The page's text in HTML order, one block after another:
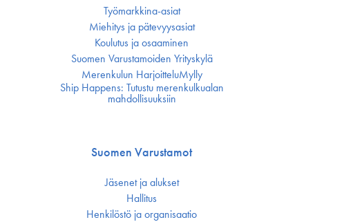
Työmarkkina-asiat
Miehitys ja pätevyys­asiat
Koulutus ja osaaminen
Suomen Varustamoiden Yrityskylä
Merenkulun HarjoitteluMylly
Ship Happens: Tutustu merenkulkualan
mahdollisuuksiin
Suomen Varustamot
Jäsenet ja alukset
Hallitus
Henkilöstö ja organisaatio